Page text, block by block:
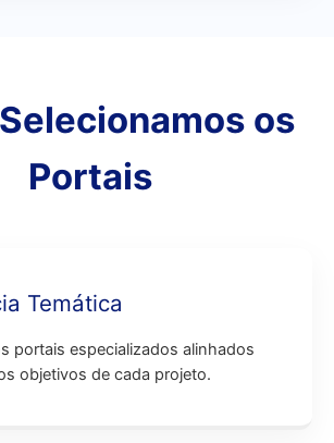
os
Portais
Temática
portais especializados alinhados
objetivos de cada projeto.